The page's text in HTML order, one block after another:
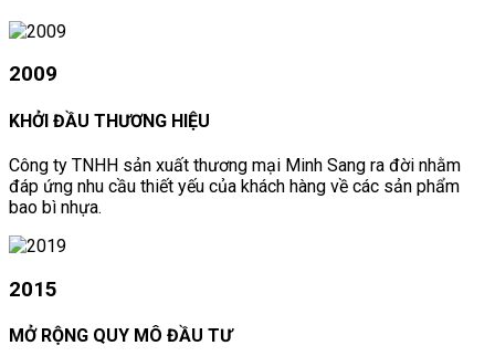
2009
KHỞI ĐẦU THƯƠNG HIỆU
Công ty TNHH sản xuất thương mại Minh Sang ra đời nhằm
đáp ứng nhu cầu thiết yếu của khách hàng về các sản phẩm
bao bì nhựa.
2015
MỞ RỘNG QUY MÔ ĐẦU TƯ